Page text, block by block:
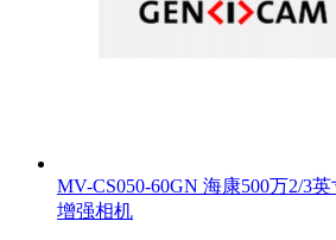
MV-CS050-60GN 海康500万2/3
增强相机